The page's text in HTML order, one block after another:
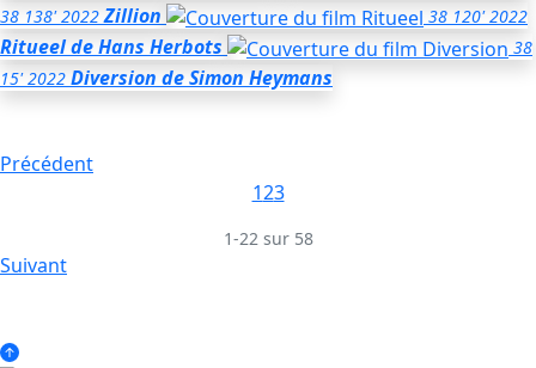
38 138' 2022 Zillion 38 120' 2022
Ritueelde Hans Herbots
38
15' 2022 Diversion de Simon Heymans
Précédent
123
1-22 sur 58
Suivant